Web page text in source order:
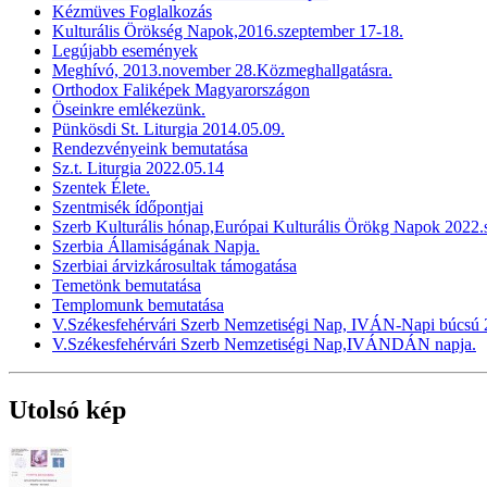
Kézmüves Foglalkozás
Kulturális Örökség Napok,2016.szeptember 17-18.
Legújabb események
Meghívó, 2013.november 28.Közmeghallgatásra.
Orthodox Faliképek Magyarországon
Öseinkre emlékezünk.
Pünkösdi St. Liturgia 2014.05.09.
Rendezvényeink bemutatása
Sz.t. Liturgia 2022.05.14
Szentek Élete.
Szentmisék ídőpontjai
Szerb Kulturális hónap,Európai Kulturális Örökg Napok
Szerbia Államiságának Napja.
Szerbiai árvizkárosultak támogatása
Temetönk bemutatása
Templomunk bemutatása
V.Székesfehérvári Szerb Nemzetiségi Nap, IVÁN-Napi búcsú
V.Székesfehérvári Szerb Nemzetiségi Nap,IVÁNDÁN napja.
Utolsó kép